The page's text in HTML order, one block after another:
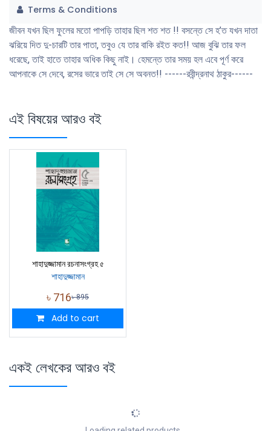
Terms & Conditions
জীবন যখন ছিল ফুলের মতো পাপড়ি তাহার ছিল শত শত !! বসন্তে সে হ’ত যখন দাতা
ঝরিয়ে দিত দু-চারটি তার পাতা, তবুও যে তার বাকি রইত কত!! আজ বুঝি তার ফল
ধরেছে, তাই হাতে তাহার অধিক কিছু নাই। হেমন্তে তার সময় হল এবে পূর্ণ করে
আপনাকে সে দেবে, রসের ভারে তাই সে সে অবনত!! ------রবীন্দ্রনাথ ঠাকুর------
এই বিষয়ের আরও বই
শাহাদুজ্জামান রচনাসংগ্রহ ৫
শাহাদুজ্জামান
৳ 716৳895
Add to cart
একই লেখকের আরও বই